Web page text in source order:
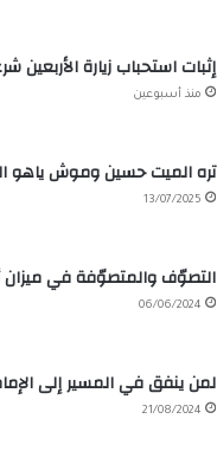
إثبات استحباب زيارة الأربعين
منذ أسبوعين
تره الميت حسين وموش ياهو
13/07/2025
التصوّف والمتصوّفة في ميزان
06/06/2024
لمن ينفق في المسير إلى
21/08/2024